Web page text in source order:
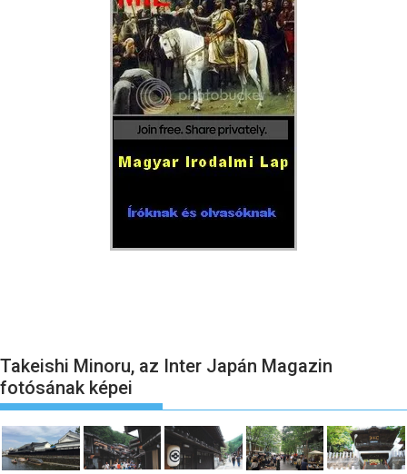
Takeishi Minoru, az Inter Japán Magazin
fotósának képei